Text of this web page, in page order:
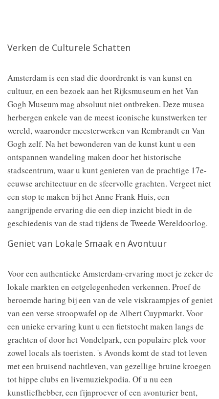
Verken de Culturele Schatten
Amsterdam is een stad die doordrenkt is van kunst en
cultuur, en een bezoek aan het Rijksmuseum en het Van
Gogh Museum mag absoluut niet ontbreken. Deze musea
herbergen enkele van de meest iconische kunstwerken ter
wereld, waaronder meesterwerken van Rembrandt en Van
Gogh zelf. Na het bewonderen van de kunst kunt u een
ontspannen wandeling maken door het historische
stadscentrum, waar u kunt genieten van de prachtige 17e-
eeuwse architectuur en de sfeervolle grachten. Vergeet niet
een stop te maken bij het Anne Frank Huis, een
aangrijpende ervaring die een diep inzicht biedt in de
geschiedenis van de stad tijdens de Tweede Wereldoorlog.
Geniet van Lokale Smaak en Avontuur
Voor een authentieke Amsterdam-ervaring moet je zeker de
lokale markten en eetgelegenheden verkennen. Proef de
beroemde haring bij een van de vele viskraampjes of geniet
van een verse stroopwafel op de Albert Cuypmarkt. Voor
een unieke ervaring kunt u een fietstocht maken langs de
grachten of door het Vondelpark, een populaire plek voor
zowel locals als toeristen. 's Avonds komt de stad tot leven
met een bruisend nachtleven, van gezellige bruine kroegen
tot hippe clubs en livemuziekpodia. Of u nu een
kunstliefhebber, een fijnproever of een avonturier bent,